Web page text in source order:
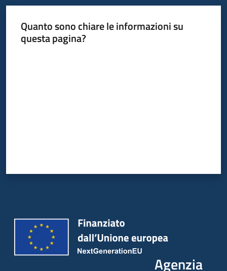
Quanto sono chiare le informazioni su
questa pagina?
Agenzia